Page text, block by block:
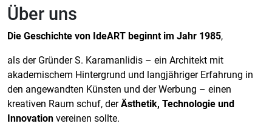
Über uns
Die Geschichte von IdeART beginnt im Jahr 1985,
als der Gründer S. Karamanlidis – ein Architekt mit
akademischem Hintergrund und langjähriger Erfahrung in
den angewandten Künsten und der Werbung – einen
kreativen Raum schuf, derÄsthetik, Technologie und
Innovation vereinen sollte.